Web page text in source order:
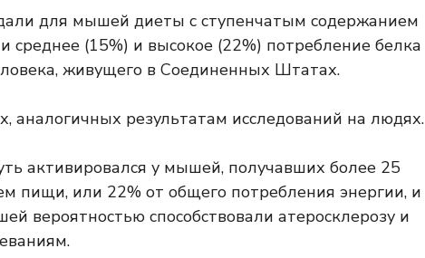
для мышей диеты с ступенчатым содержанием
среднее (15%) и высокое (22%) потребление белка
живущего в Соединенных Штатах.
аналогичных результатам исследований на людях.
активировался у мышей, получавших более 25
пищи, или 22% от общего потребления энергии, и
вероятностью способствовали атеросклерозу и